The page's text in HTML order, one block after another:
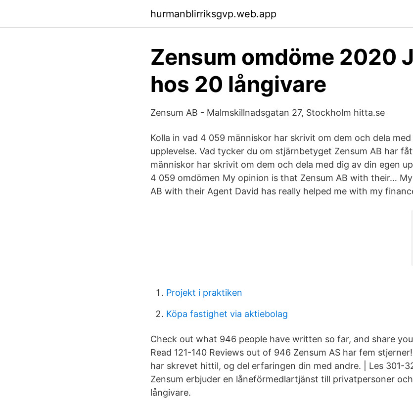
hurmanblirriksgvp.web.app
Zensum omdöme 2020
hos 20 långivare
Zensum AB - Malmskillnadsgatan 27, Stockholm hitta.se
Kolla in vad 4 059 människor har skrivit om dem och dela
upplevelse. Vad tycker du om stjärnbetyget Zensum AB har
människor har skrivit om dem och dela med dig av din egen
4 059 omdömen My opinion is that Zensum AB with their…
AB with their Agent David has really helped me with my
Projekt i praktiken
Köpa fastighet via aktiebolag
Check out what 946 people have written so far, and share
Read 121-140 Reviews out of 946 Zensum AS har fem
har skrevet hittil, og del erfaringen din med andre. | Les 301-
Zensum erbjuder en låneförmedlartjänst till privatpersoner
långivare.